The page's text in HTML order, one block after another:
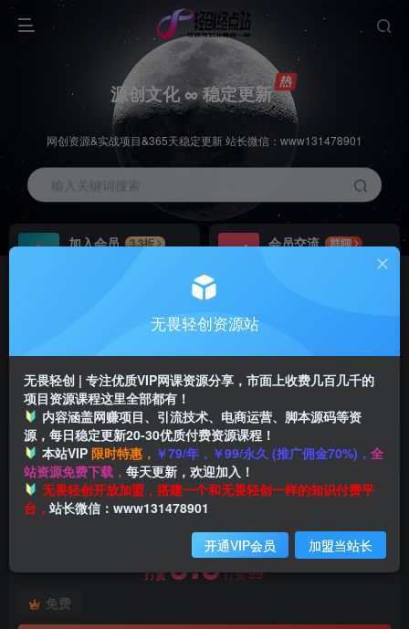
源创文化 ∞ 稳定更新
网创资源&实战项目&365天稳定更新 站长微信：www131478901
输入关键词搜索
加入会员
3.3折
会员交流
群聊
推广返佣高达70%
首页 创业课程 会员免费 正文
最新csgo游戏搬砖游戏，无需挂机小白无脑也能日入300+
此内容为付费阅读，请付费后查看
打赏9.9打赏99
免费
付费阅读
无畏轻创资源站
无畏轻创 | 专注优质VIP网课资源分享，市面上收费几百几千的
项目资源课程这里全部都有！
内容涵盖网赚项目、引流技术、电商运营、脚本源码等资
源，每日稳定更新20-30优质付费资源课程！
本站VIP 限时特惠， ￥79/年，￥99/永久 (推广佣金70%)， 全
站资源免费下载， 每天更新，欢迎加入！
无畏轻创开放加盟，搭建一个和无畏轻创一样的知识付费平
台， 站长微信：www131478901
开通VIP会员 加盟当站长